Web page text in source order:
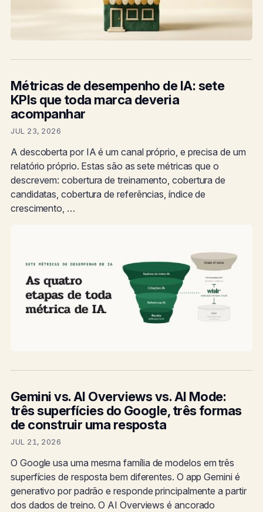
Métricas de desempenho de IA: sete
KPIs que toda marca deveria
acompanhar
JUL 23, 2026
A descoberta por IA é um canal próprio, e precisa de um
relatório próprio. Estas são as sete métricas que o
descrevem: cobertura de treinamento, cobertura de
candidatas, cobertura de referências, índice de
crescimento, …
Gemini vs. AI Overviews vs. AI Mode:
três superfícies do Google, três formas
de construir uma resposta
JUL 21, 2026
O Google usa uma mesma família de modelos em três
superfícies de resposta bem diferentes. O app Gemini é
generativo por padrão e responde principalmente a partir
dos dados de treino. O AI Overviews é ancorado